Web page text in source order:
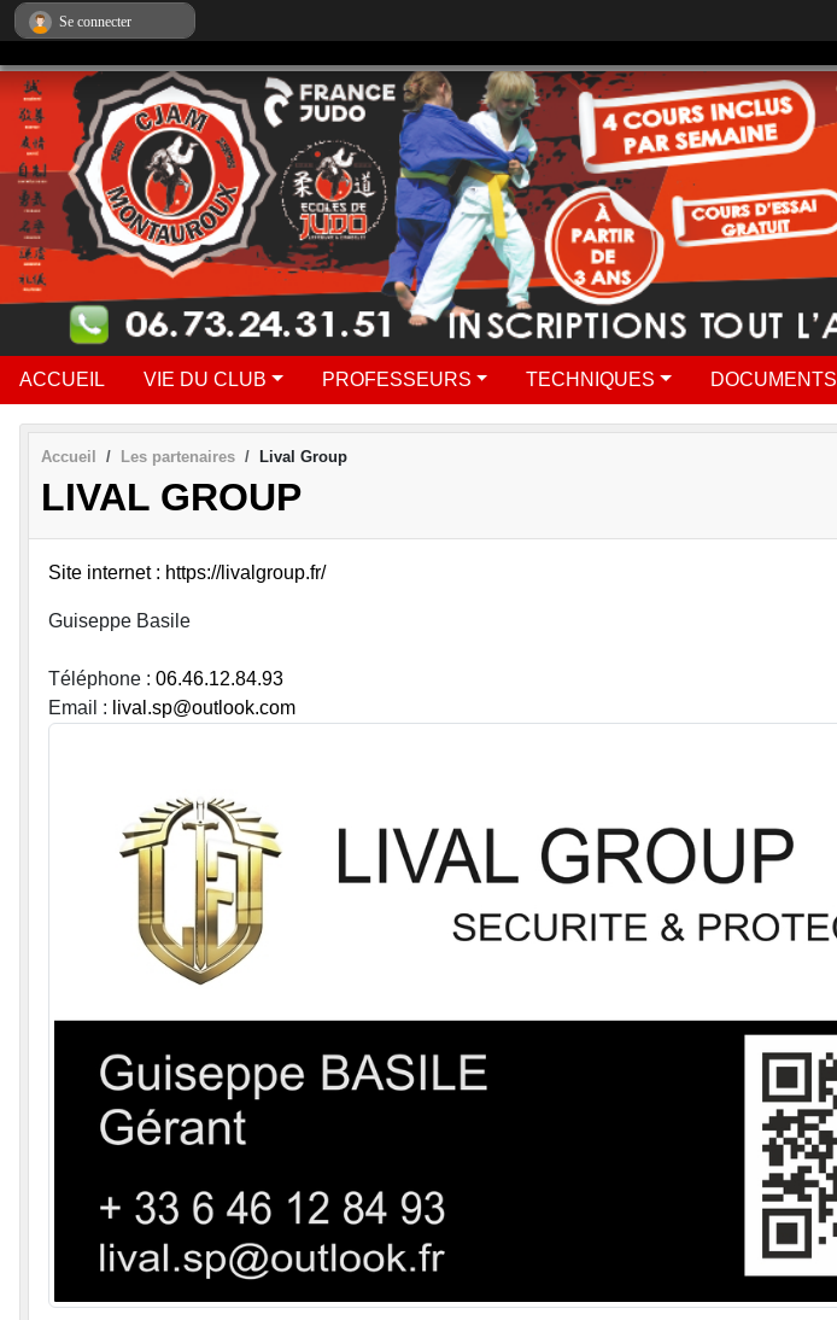
ACCUEIL VIE DU CLUB PROFESSEURS TECHNIQUES DOCUMENTS
Accueil Les partenaires Lival Group
LIVAL GROUP
Site internet : https://livalgroup.fr/
Guiseppe Basile
Téléphone : 06.46.12.84.93
Email : lival.sp@outlook.com
Se connecter
Panneau de gestion des cookies